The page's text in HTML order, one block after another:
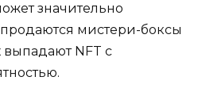
значительно
мистери-боксы
выпадают NFT с